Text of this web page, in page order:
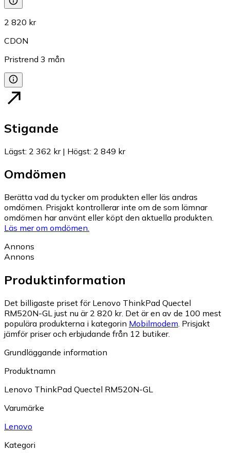
2 820 kr
CDON
Pristrend 3 mån
Stigande
Lägst: 2 362 kr| Högst: 2 849 kr
Omdömen
Berätta vad du tycker om produkten eller läs andras
omdömen. Prisjakt kontrollerar inte om de som lämnar
omdömen har använt eller köpt den aktuella produkten.
Läs mer om omdömen.
Annons
Annons
Produktinformation
Det billigaste priset för Lenovo ThinkPad Quectel
RM520N-GL just nu är 2 820 kr. Det är en av de 100 mest
populära produkterna i kategorin Mobilmodem. Prisjakt
jämför priser och erbjudande från 12 butiker.
Grundläggande information
Produktnamn
Lenovo ThinkPad Quectel RM520N-GL
Varumärke
Lenovo
Kategori